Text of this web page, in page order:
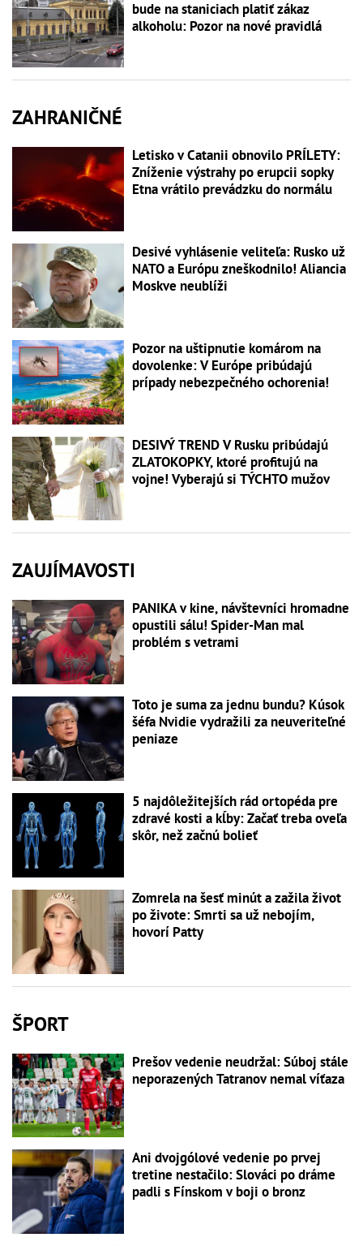
bude na staniciach platiť zákaz
alkoholu: Pozor na nové pravidlá
ZAHRANIČNÉ
Letisko v Catanii obnovilo PRÍLETY:
Zníženie výstrahy po erupcii sopky
Etna vrátilo prevádzku do normálu
Desivé vyhlásenie veliteľa: Rusko už
NATO a Európu zneškodnilo! Aliancia
Moskve neublíži
Pozor na uštipnutie komárom na
dovolenke: V Európe pribúdajú
prípady nebezpečného ochorenia!
DESIVÝ TREND V Rusku pribúdajú
ZLATOKOPKY, ktoré profitujú na
vojne! Vyberajú si TÝCHTO mužov
ZAUJÍMAVOSTI
PANIKA v kine, návštevníci hromadne
opustili sálu! Spider-Man mal
problém s vetrami
Toto je suma za jednu bundu? Kúsok
šéfa Nvidie vydražili za neuveriteľné
peniaze
5 najdôležitejších rád ortopéda pre
zdravé kosti a kĺby: Začať treba oveľa
skôr, než začnú bolieť
Zomrela na šesť minút a zažila život
po živote: Smrti sa už nebojím,
hovorí Patty
ŠPORT
Prešov vedenie neudržal: Súboj stále
neporazených Tatranov nemal víťaza
Ani dvojgólové vedenie po prvej
tretine nestačilo: Slováci po dráme
padli s Fínskom v boji o bronz